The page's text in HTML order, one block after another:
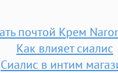
почтой Крем
Как влияет сиалис
Сиалис в интим